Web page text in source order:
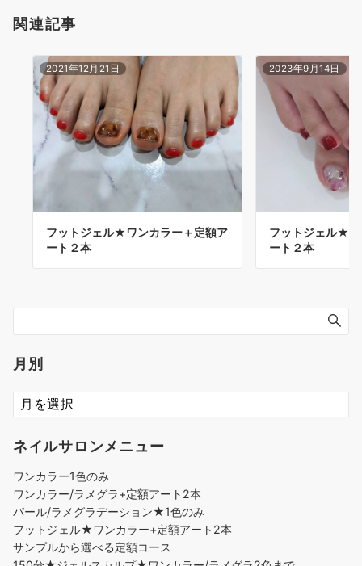
関連記事
2021年12月21日
フットジェル★ワンカラー＋定額ア
ート２本
2023年9月14日
フットジェル★ワ
ート２本
月別
ネイルサロンメニュー
ワンカラー1色のみ
ワンカラー/ラメグラ+定額アート2本
パール/ラメグラデーション★1色のみ
フットジェル★ワンカラー+定額アート2本
サンプルから選べる定額コース